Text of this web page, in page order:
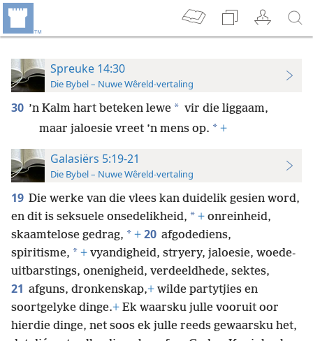
Spreuke 14:30
Die Bybel – Nuwe Wêreld-vertaling
30 ’n Kalm hart beteken lewe * vir die liggaam,
maar jaloesie vreet ’n mens op. * +
Galasiërs 5:19-21
Die Bybel – Nuwe Wêreld-vertaling
19 Die werke van die vlees kan duidelik gesien word,
en dit is seksuele onsedelikheid, * + onreinheid,
skaamtelose gedrag, * + 20 afgodediens,
spiritisme, * + vyandigheid, stryery, jaloesie, woede-
uitbarstings, onenigheid, verdeeldhede, sektes,
21 afguns, dronkenskap,+ wilde partytjies en
soortgelyke dinge.+ Ek waarsku julle vooruit oor
hierdie dinge, net soos ek julle reeds gewaarsku het,